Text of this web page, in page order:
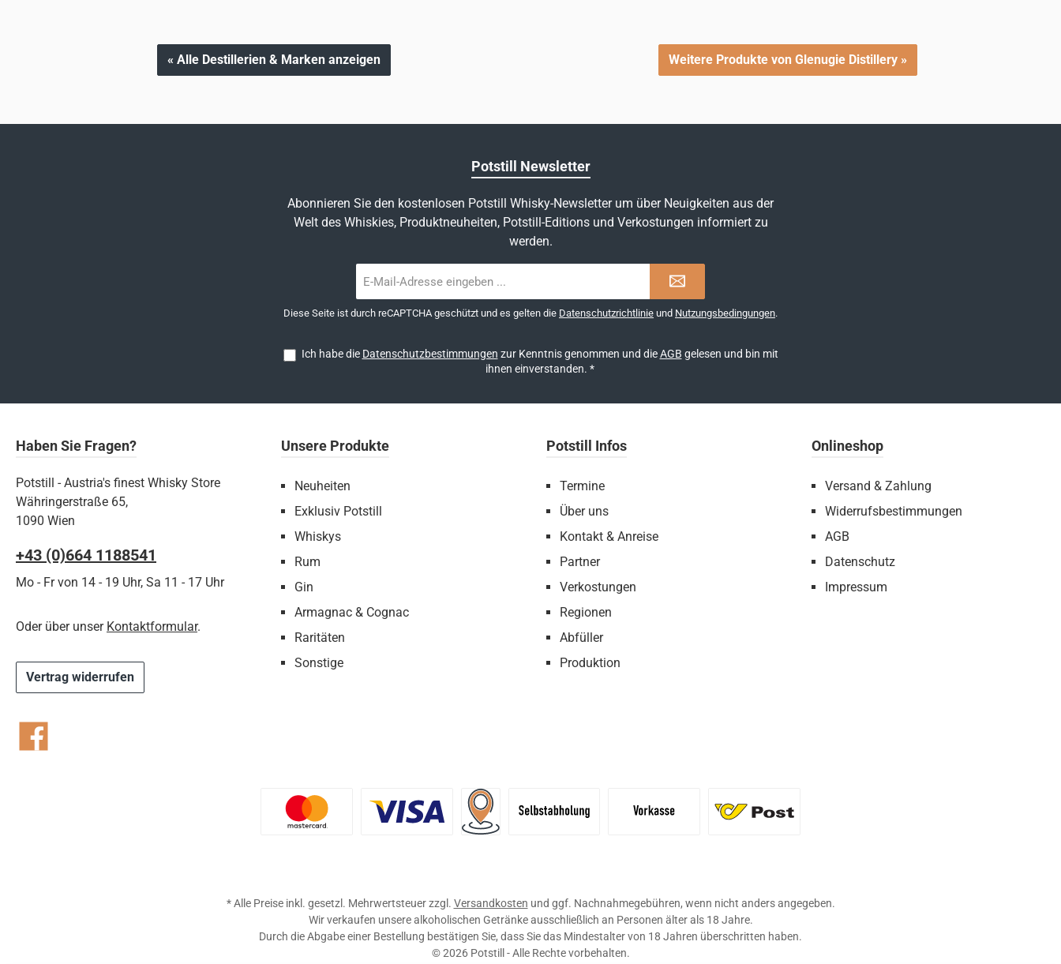
« Alle Destillerien & Marken anzeigen Weitere Produkte von Glenugie Distillery »
Potstill Newsletter
Abonnieren Sie den kostenlosen Potstill Whisky-Newsletter um über Neuigkeiten aus der
Welt des Whiskies, Produktneuheiten, Potstill-Editions und Verkostungen informiert zu
werden.
Mail-
Diese Seite ist durch reCAPTCHA geschützt und es gelten die Datenschutzrichtlinie und Nutzungsbedingungen.
Ich habe die Datenschutzbestimmungen zur Kenntnis genommen und dieAGB gelesen und bin mit
ihnen einverstanden. *
Haben Sie Fragen?
Potstill - Austria's finest Whisky Store
Währingerstraße 65,
1090 Wien
+43 (0)664 1188541‬
Mo - Fr von 14 - 19 Uhr, Sa 11 - 17 Uhr
Oder über unser Kontaktformular.
Vertrag widerrufen
Facebook
Unsere Produkte
Neuheiten
Exklusiv Potstill
Whiskys
Rum
Gin
Armagnac & Cognac
Raritäten
Sonstige
Potstill Infos
Termine
Über uns
Kontakt & Anreise
Partner
Verkostungen
Regionen
Abfüller
Produktion
Onlineshop
Versand & Zahlung
Widerrufsbestimmungen
AGB
Datenschutz
Impressum
* Alle Preise inkl. gesetzl. Mehrwertsteuer zzgl. Versandkosten und ggf. Nachnahmegebühren, wenn nicht anders angegeben.
Wir verkaufen unsere alkoholischen Getränke ausschließlich an Personen älter als 18 Jahre.
Durch die Abgabe einer Bestellung bestätigen Sie, dass Sie das Mindestalter von 18 Jahren überschritten haben.
© 2026 Potstill - Alle Rechte vorbehalten.